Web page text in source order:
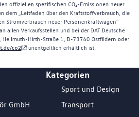
offiziellen spezifischen CO₂-Emissionen neuer
dem „Leitfaden über den Kraftstoffverbrauch, die
Stromverbrauch neuer Personenkraftwagen“
allen Verkaufsstellen und bei der DAT Deutsche
Hellmuth-Hirth-Straße 1, D-73760 Ostfildern oder
co2 unentgeltlich erhältlich ist.
GmbH
Kategorien
Sport und Design
Transport